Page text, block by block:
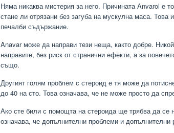
Няма никаква мистерия за него. Причината Anvarol е
стане ли отрязани без загуба на мускулна маса. Това
печалби съдържание.
Anavar може да направи тези неща, както добре.
направите, без риск от странични ефекти, а за
също.
Другият голям проблем с стероид е тя може да
до 40 на сто. Това означава, че не може просто да
Ако сте били с помощта на стероида ще трябва да се
означава, че допълнителни проблеми и допълнителни